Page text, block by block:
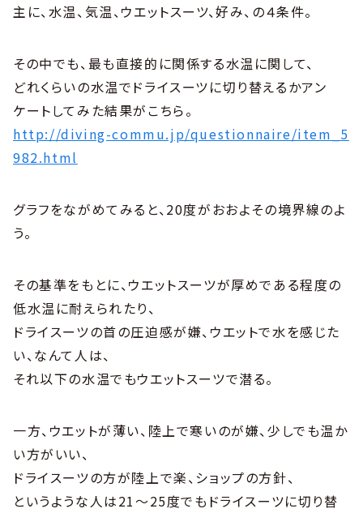
主に、水温、気温、ウエットスーツ、好み、の４条件。
その中でも、最も直接的に関係する水温に関して、
どれくらいの水温でドライスーツに切り替えるかアン
ケートしてみた結果がこちら。
http://diving-commu.jp/questionnaire/item_5
982.html
グラフをながめてみると、20度がおおよその境界線のよ
う。
その基準をもとに、ウエットスーツが厚めである程度の
低水温に耐えられたり、
ドライスーツの首の圧迫感が嫌、ウエットで水を感じた
い、なんて人は、
それ以下の水温でもウエットスーツで潜る。
一方、ウエットが薄い、陸上で寒いのが嫌、少しでも温か
い方がいい、
ドライスーツの方が陸上で楽、ショップの方針、
というような人は21〜25度でもドライスーツに切り替